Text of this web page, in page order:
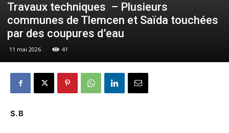
Travaux techniques – Plusieurs
communes de Tlemcen et Saïda touchées
par des coupures d’eau
11 mai 2026 41
S. B